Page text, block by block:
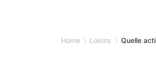
Home Loisirs Quelle